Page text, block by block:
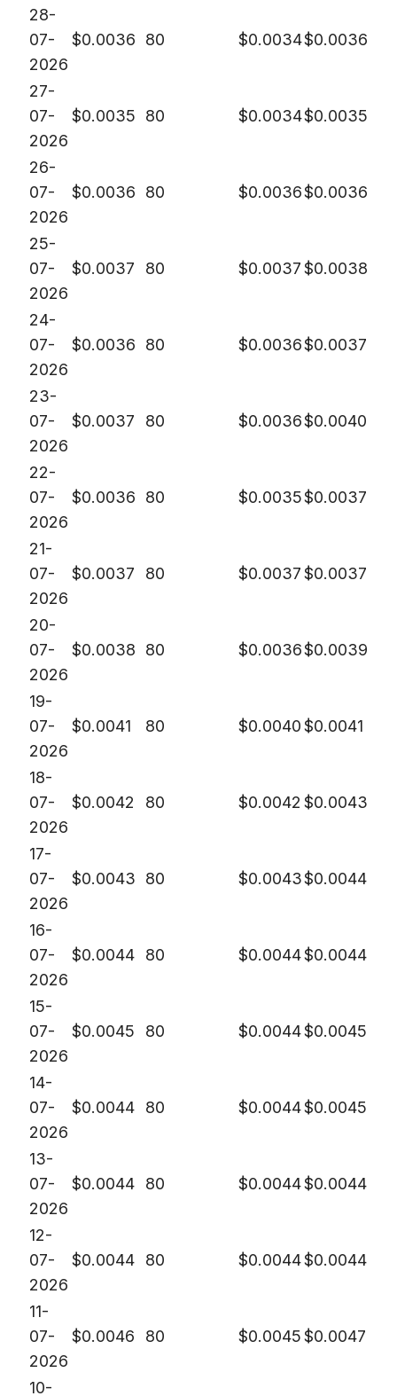
28-
07-
2026
$0.0036 80 $0.0034$0.0036
27-
07-
2026
$0.0035 80 $0.0034$0.0035
26-
07-
2026
$0.0036 80 $0.0036$0.0036
25-
07-
2026
$0.0037 80 $0.0037$0.0038
24-
07-
2026
$0.0036 80 $0.0036$0.0037
23-
07-
2026
$0.0037 80 $0.0036$0.0040
22-
07-
2026
$0.0036 80 $0.0035$0.0037
21-
07-
2026
$0.0037 80 $0.0037$0.0037
20-
07-
2026
$0.0038 80 $0.0036$0.0039
19-
07-
2026
$0.0041 80 $0.0040$0.0041
18-
07-
2026
$0.0042 80 $0.0042 $0.0043
17-
07-
2026
$0.0043 80 $0.0043$0.0044
16-
07-
2026
$0.0044 80 $0.0044$0.0044
15-
07-
2026
$0.0045 80 $0.0044$0.0045
14-
07-
2026
$0.0044 80 $0.0044$0.0045
13-
07-
2026
$0.0044 80 $0.0044$0.0044
12-
07-
2026
$0.0044 80 $0.0044$0.0044
11-
07-
2026
$0.0046 80 $0.0045$0.0047
10-